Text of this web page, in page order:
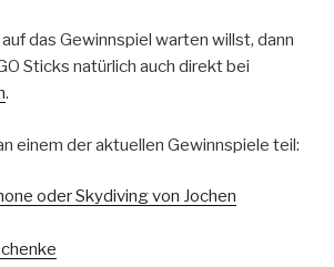
das Gewinnspiel warten willst, dann
Sticks natürlich auch direkt bei
.
einem der aktuellen Gewinnspiele teil:
oder Skydiving von Jochen